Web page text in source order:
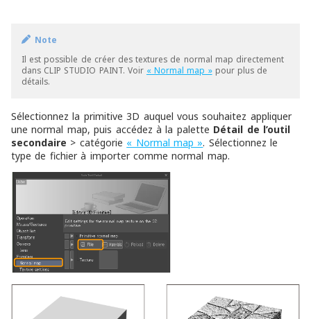
Note
Il est possible de créer des textures de normal map directement
dans CLIP STUDIO PAINT. Voir « Normal map »pour plus de
détails.
Sélectionnez la primitive 3D auquel vous souhaitez appliquer
une normal map, puis accédez à la palette Détail de l’outil
secondaire > catégorie « Normal map ». Sélectionnez le
type de fichier à importer comme normal map.